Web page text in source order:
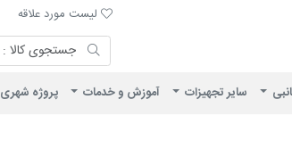
لیست مورد علاقه
لیست مورد علاقه
سایر تجهیزات آموزش و خدمات پروژه شهری